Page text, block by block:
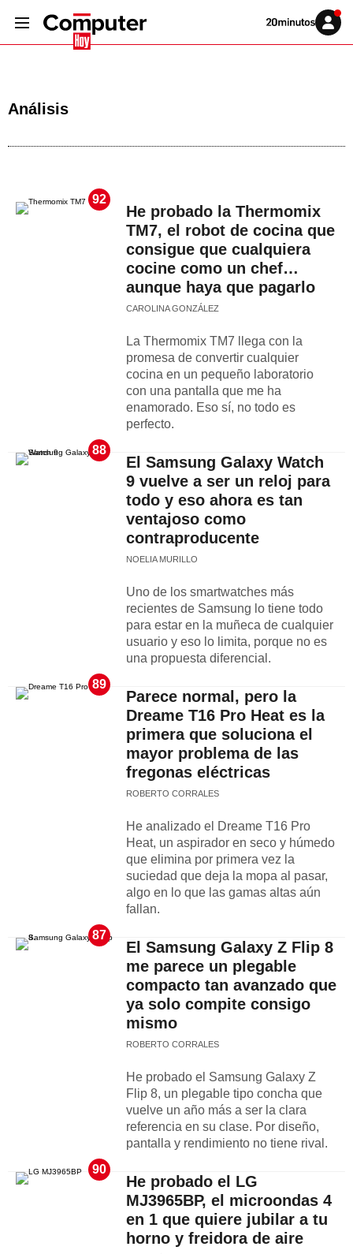
Volver
Iniciar
sesión
Análisis
92
He probado la Thermomix
TM7, el robot de cocina que
consigue que cualquiera
cocine como un chef…
aunque haya que pagarlo
CAROLINA GONZÁLEZ
La Thermomix TM7 llega con la
promesa de convertir cualquier
cocina en un pequeño laboratorio
con una pantalla que me ha
enamorado. Eso sí, no todo es
perfecto.
88
El Samsung Galaxy Watch
9 vuelve a ser un reloj para
todo y eso ahora es tan
ventajoso como
contraproducente
NOELIA MURILLO
Uno de los smartwatches más
recientes de Samsung lo tiene todo
para estar en la muñeca de cualquier
usuario y eso lo limita, porque no es
una propuesta diferencial.
89
Parece normal, pero la
Dreame T16 Pro Heat es la
primera que soluciona el
mayor problema de las
fregonas eléctricas
ROBERTO CORRALES
He analizado el Dreame T16 Pro
Heat, un aspirador en seco y húmedo
que elimina por primera vez la
suciedad que deja la mopa al pasar,
algo en lo que las gamas altas aún
fallan.
87
El Samsung Galaxy Z Flip 8
me parece un plegable
compacto tan avanzado que
ya solo compite consigo
mismo
ROBERTO CORRALES
He probado el Samsung Galaxy Z
Flip 8, un plegable tipo concha que
vuelve un año más a ser la clara
referencia en su clase. Por diseño,
pantalla y rendimiento no tiene rival.
90
He probado el LG
MJ3965BP, el microondas 4
en 1 que quiere jubilar a tu
horno y freidora de aire